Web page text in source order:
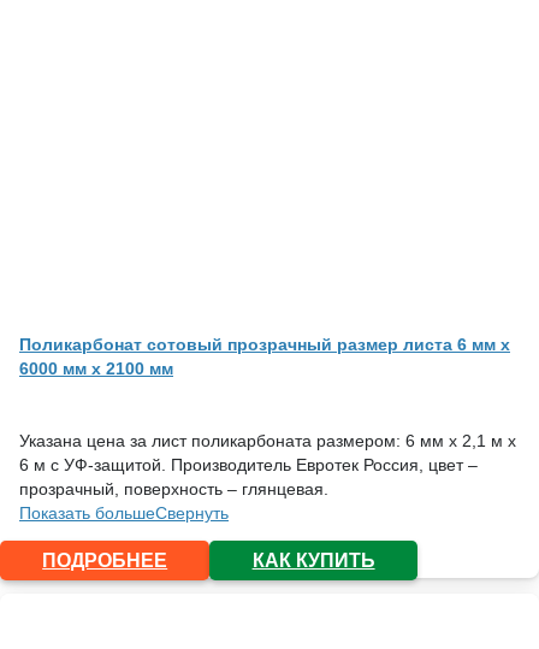
Поликарбонат сотовый прозрачный размер листа 6 мм x
6000 мм x 2100 мм
Указана цена за лист поликарбоната размером: 6 мм х 2,1 м х
6 м с УФ-защитой. Производитель Евротек Россия, цвет –
прозрачный, поверхность – глянцевая.
Показать большеСвернуть
ПОДРОБНЕЕ КАК КУПИТЬ